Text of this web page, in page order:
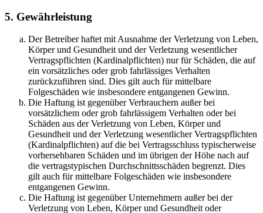
5. Gewährleistung
Der Betreiber haftet mit Ausnahme der Verletzung von Leben,
Körper und Gesundheit und der Verletzung wesentlicher
Vertragspflichten (Kardinalpflichten) nur für Schäden, die auf
ein vorsätzliches oder grob fahrlässiges Verhalten
zurückzuführen sind. Dies gilt auch für mittelbare
Folgeschäden wie insbesondere entgangenen Gewinn.
Die Haftung ist gegenüber Verbrauchern außer bei
vorsätzlichem oder grob fahrlässigem Verhalten oder bei
Schäden aus der Verletzung von Leben, Körper und
Gesundheit und der Verletzung wesentlicher Vertragspflichten
(Kardinalpflichten) auf die bei Vertragsschluss typischerweise
vorhersehbaren Schäden und im übrigen der Höhe nach auf
die vertragstypischen Durchschnittsschäden begrenzt. Dies
gilt auch für mittelbare Folgeschäden wie insbesondere
entgangenen Gewinn.
Die Haftung ist gegenüber Unternehmern außer bei der
Verletzung von Leben, Körper und Gesundheit oder